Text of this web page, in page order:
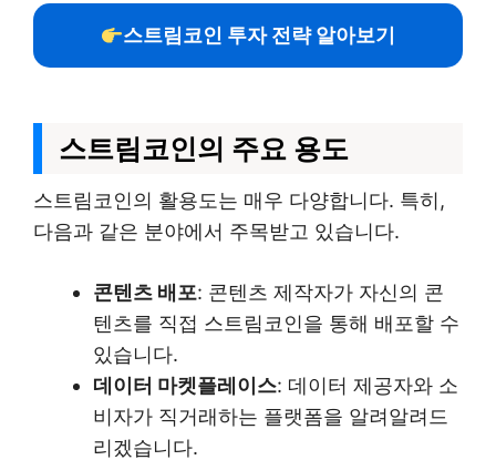
스트림코인 투자 전략 알아보기
스트림코인의 주요 용도
스트림코인의 활용도는 매우 다양합니다. 특히,
다음과 같은 분야에서 주목받고 있습니다.
콘텐츠 배포: 콘텐츠 제작자가 자신의 콘
텐츠를 직접 스트림코인을 통해 배포할 수
있습니다.
데이터 마켓플레이스: 데이터 제공자와 소
비자가 직거래하는 플랫폼을 알려알려드
리겠습니다.